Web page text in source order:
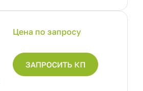
Цена по запросу
ЗАПРОСИТЬ КП